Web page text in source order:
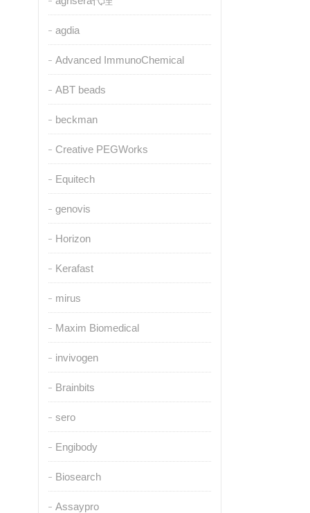
agdia
Advanced ImmunoChemical
ABT beads
beckman
Creative PEGWorks
Equitech
genovis
Horizon
Kerafast
mirus
Maxim Biomedical
invivogen
Brainbits
sero
Engibody
Biosearch
Assaypro